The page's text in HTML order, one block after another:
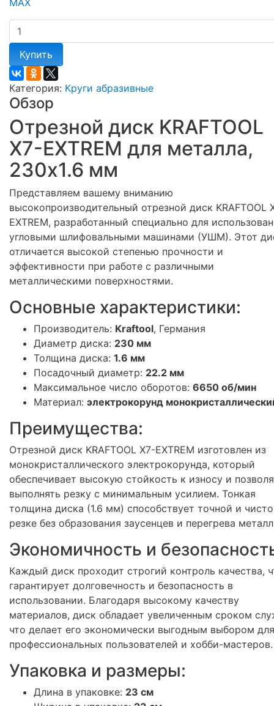
Купить
Категория: Круги абразивные
Обзор
Отрезной диск KRAFTOOL
X7-EXTREM для металла,
230x1.6 мм
Представляем вашему вниманию
высокопроизводительный отрезной диск KRAFTOOL
EXTREM, разработанный специально для
угловыми шлифовальными машинами (УШМ). Этот
отличается высокой степенью прочности и
эффективности при работе с различными
металлическими поверхностями.
Основные характеристики:
Производитель: Kraftool, Германия
Диаметр диска: 230 мм
Толщина диска: 1.6 мм
Посадочный диаметр: 22.2 мм
Максимальное число оборотов: 6650 об/мин
Материал: электрокорунд
Преимущества:
Отрезной диск KRAFTOOL X7-EXTREM изготовлен из
монокристаллического электрокорунда, который
обеспечивает высокую стойкость к износу и
выполнять резку с минимальным усилием. Тонкая
толщина диска (1.6 мм) способствует точной и
резке без образования заусенцев и перегрева
Экономичность и
Каждый диск проходит строгий контроль качества,
гарантирует долговечность и безопасность в
использовании. Благодаря высокому качеству
материалов, диск обладает увеличенным сроком
что делает его экономически выгодным выбором для
профессиональных пользователей и хобби-мастеров.
Упаковка и размеры:
Длина в упаковке: 23 см